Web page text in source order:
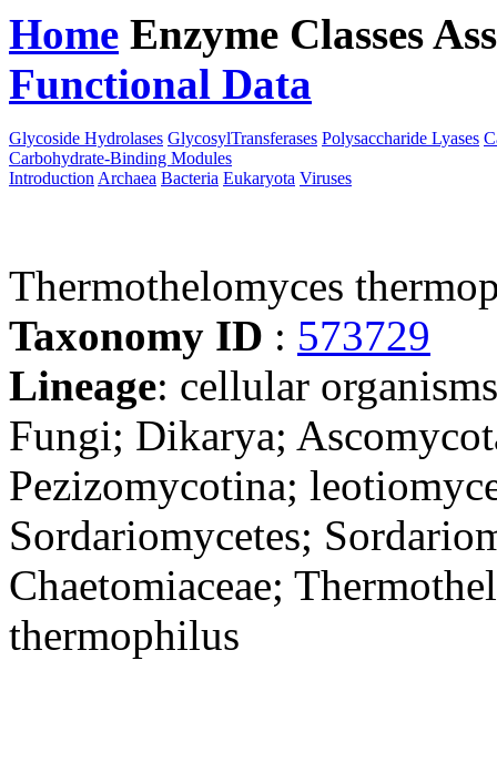
Home Enzyme Classes
Functional Data
Glycoside Hydrolases GlycosylTransferases Polysaccharide Lyases
Carbohydrate-Binding Modules
Introduction Archaea Bacteria Eukaryota Viruses
Thermothelomyces
Taxonomy ID : 573729
Lineage: cellular
Fungi; Dikarya;
Pezizomycotina;
Sordariomycetes;
Chaetomiaceae;
thermophilus